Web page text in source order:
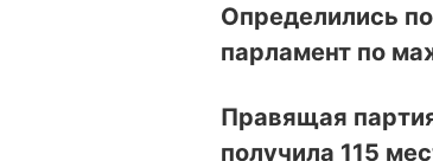
Определились
парламент по
Правящая
получила 115